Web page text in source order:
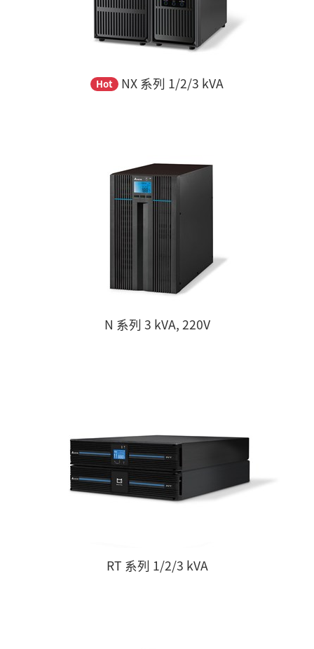
Hot NX 系列 1/2/3 kVA
N 系列 3 kVA, 220V
RT 系列 1/2/3 kVA